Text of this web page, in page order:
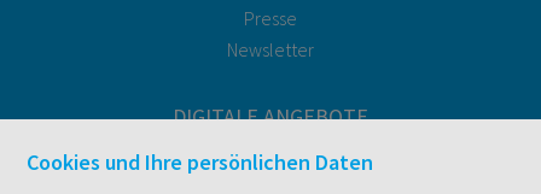
Presse
Newsletter
DIGITALE ANGEBOTE
Überblick
Cookies und Ihre persönlichen Daten